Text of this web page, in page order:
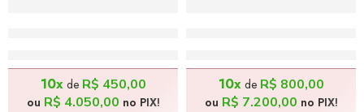
10xde R$ 450,00
ou R$ 4.050,00 no PIX!
10xde R$ 800,00
ou R$ 7.200,00 no PIX!